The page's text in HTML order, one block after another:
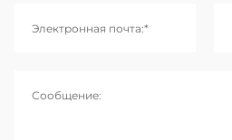
Электронная почта:*
Сообщение: